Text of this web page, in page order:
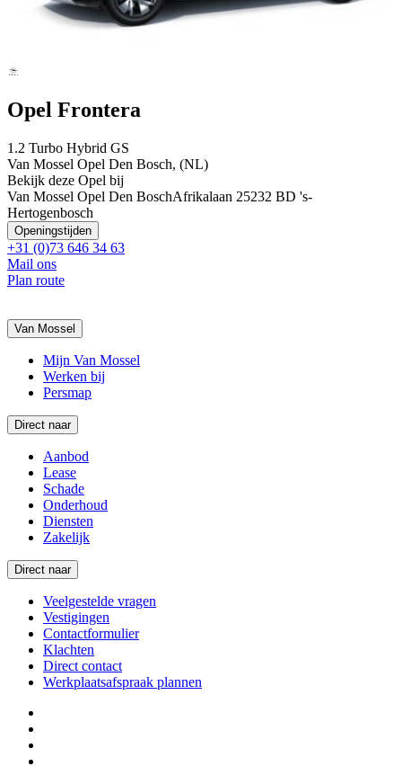
Opel Frontera
1.2 Turbo Hybrid GS
Van Mossel Opel Den Bosch, (NL)
Bekijk deze Opel bij
Van Mossel Opel Den BoschAfrikalaan 25232 BD 's-
Hertogenbosch
Openingstijden
+31 (0)73 646 34 63
Mail ons
Plan route
Van Mossel
Mijn Van Mossel
Werken bij
Persmap
Direct naar
Aanbod
Lease
Schade
Onderhoud
Diensten
Zakelijk
Direct naar
Veelgestelde vragen
Vestigingen
Contactformulier
Klachten
Direct contact
Werkplaatsafspraak plannen